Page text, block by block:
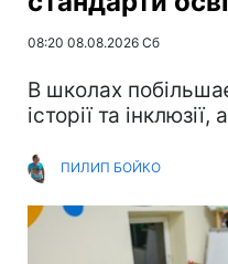
08:20 08.08.2026 Сб
В школах
історії та
ПИЛИП БОЙКО